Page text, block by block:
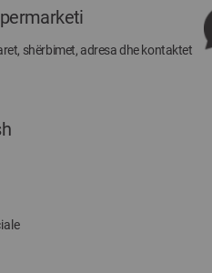
shërbimet, adresa dhe kontaktet